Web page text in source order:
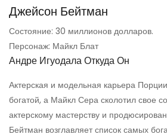
Джейсон Бейтман
Состояние: 30 миллионов долларов.
Персонаж: Майкл Блат
Андре Игуодала Откуда Он
Актерская и модельная карьера
богатой, а Майкл Сера сколотил свое
актерскому мастерству и
Бейтман возглавляет список самых